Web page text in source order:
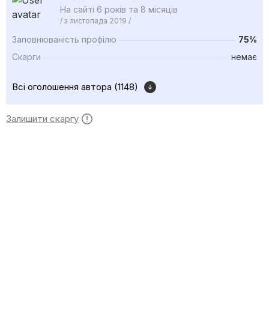
На сайті 6 років та 8 місяців
/ з листопада 2019 /
Заповнюваність профілю
75%
Скарги
немає
Всі оголошення автора (1148)
Залишити скаргу